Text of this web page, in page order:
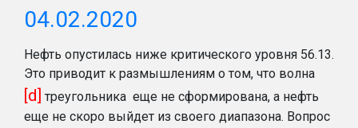
04.02.2020
Нефть опустилась ниже критического уровня 56.13.
Это приводит к размышлениям о том, что волна
[d] треугольника еще не сформирована, а нефть
еще не скоро выйдет из своего диапазона. Вопрос